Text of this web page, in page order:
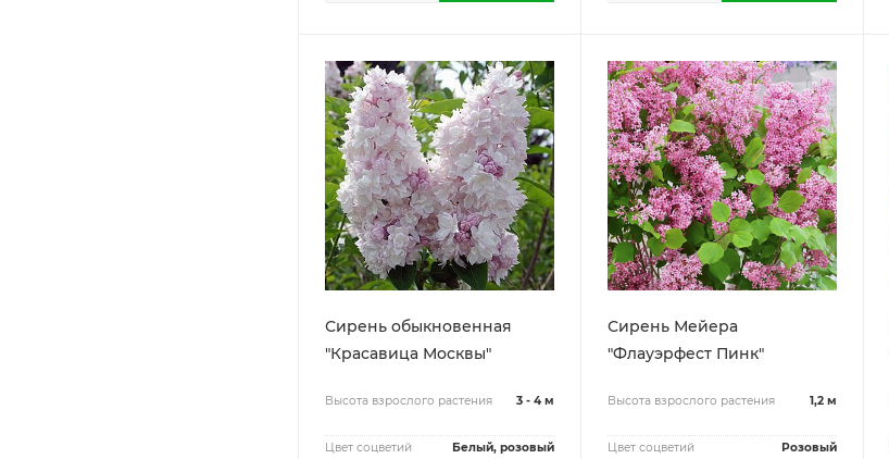
Сирень обыкновенная
"Красавица Москвы"
Высота взрослого растения 3 - 4 м
Цвет соцветий Белый, розовый
Сирень Мейера
"Флауэрфест Пинк"
Высота взрослого растения 1,2 м
Цвет соцветий Розовый